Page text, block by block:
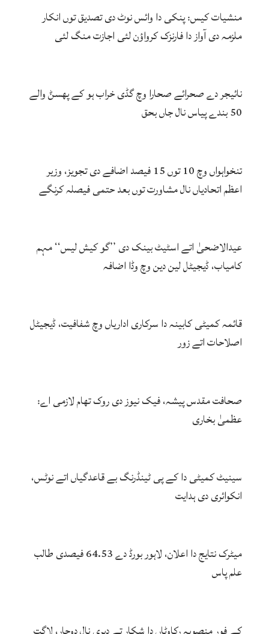
منشیات کیس: پنکی دا وائس نوٹ دی تصدیق توں انکار
ملزمہ دی آواز دا فارنزک کرواؤن لئی اجازت منگ لئی
نائیجر دے صحرائے صحارا وچ گڈی خراب ہو کے پھسݨ والے
50 بندے پیاس نال جاں بحق
تنخواہواں وچ 10 توں 15 فیصد اضافے دی تجویز، وزیر
اعظم اتحادیاں نال مشاورت توں بعد حتمی فیصلہ کرنگے
عیدالاضحیٰ اتے اسٹیٹ بینک دی ’’گو کیش لیس‘‘ مہم
کامیاب، ڈیجیٹل لین دین وچ وڈا اضافہ
قائمہ کمیٹی کابینہ دا سرکاری اداریاں وچ شفافیت، ڈیجیٹل
اصلاحات اتے زور
صحافت مقدس پیشہ، فیک نیوز دی روک تھام لازمی اے:
عظمیٰ بخاری
سینیٹ کمیٹی دا کے پی ٹینڈرنگ بے قاعدگیاں اتے نوٹس،
انکوائری دی ہدایت
میٹرک نتایج دا اعلان، لاہور بورڈ دے 64.53 فیصدی طالب
علم پاس